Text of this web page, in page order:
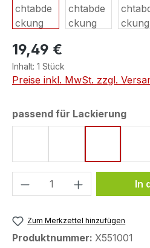
19,49 €
Inhalt: 1 Stück
Preise inkl. MwSt. zzgl.
passend für Lackierung
Produkt Anzahl: In
Zum Merkzettel hinzufügen
Produktnummer: X551001